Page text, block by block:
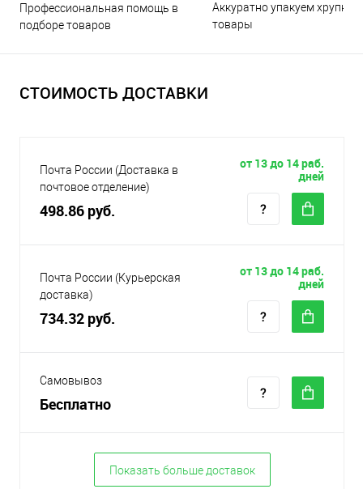
Профессиональная помощь в
подборе товаров
Аккуратно упакуем хрупкие
товары
СТОИМОСТЬ ДОСТАВКИ
Почта России (Доставка в
почтовое отделение)
498.86 руб.
от 13 до 14 раб.
дней
Почта России (Курьерская
доставка)
734.32 руб.
от 13 до 14 раб.
дней
Самовывоз
Бесплатно
Показать больше доставок